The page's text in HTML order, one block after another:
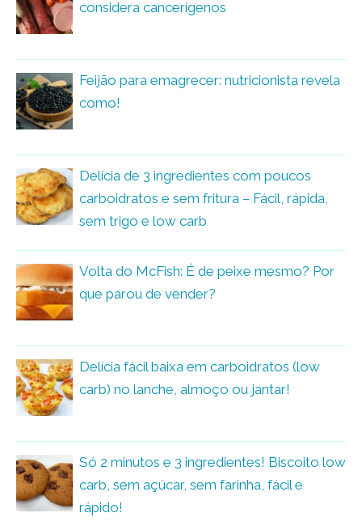
considera cancerígenos
Feijão para emagrecer: nutricionista revela
como!
Delícia de 3 ingredientes com poucos
carboidratos e sem fritura – Fácil, rápida,
sem trigo e low carb
Volta do McFish: É de peixe mesmo? Por
que parou de vender?
Delícia fácil baixa em carboidratos (low
carb) no lanche, almoço ou jantar!
Só 2 minutos e 3 ingredientes! Biscoito low
carb, sem açúcar, sem farinha, fácil e
rápido!